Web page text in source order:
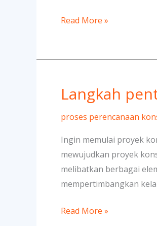
Read More »
Langkah
proses perencanaan
Ingin memulai proyek
mewujudkan proyek
melibatkan berbagai
mempertimbangkan
Langkah
penting
dalam
Proses
Perencanaan
Konstruksi
Read More »